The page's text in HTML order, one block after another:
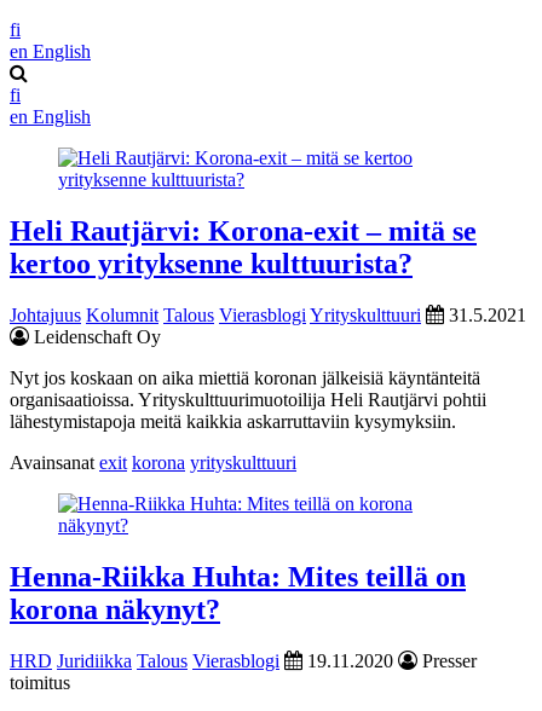
fi
en English
fi
en English
Heli Rautjärvi: Korona-exit – mitä se
kertoo yrityksenne kulttuurista?
Johtajuus Kolumnit Talous Vierasblogi Yrityskulttuuri
31.5.2021
Leidenschaft Oy
Nyt jos koskaan on aika miettiä koronan jälkeisiä käyntänteitä
organisaatioissa. Yrityskulttuurimuotoilija Heli Rautjärvi pohtii
lähestymistapoja meitä kaikkia askarruttaviin kysymyksiin.
Avainsanat exit korona yrityskulttuuri
Henna-Riikka Huhta: Mites teillä on
korona näkynyt?
HRD Juridiikka Talous Vierasblogi 19.11.2020
Presser
toimitus